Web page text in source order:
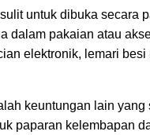
untuk dibuka secara
dalam pakaian atau
elektronik, lemari
keuntungan lain
paparan kelembapan